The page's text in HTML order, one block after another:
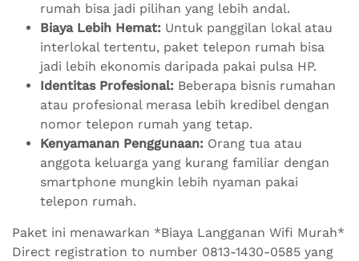
rumah bisa jadi pilihan yang lebih andal.
Biaya Lebih Hemat: Untuk panggilan lokal atau
interlokal tertentu, paket telepon rumah bisa
jadi lebih ekonomis daripada pakai pulsa HP.
Identitas Profesional: Beberapa bisnis rumahan
atau profesional merasa lebih kredibel dengan
nomor telepon rumah yang tetap.
Kenyamanan Penggunaan: Orang tua atau
anggota keluarga yang kurang familiar dengan
smartphone mungkin lebih nyaman pakai
telepon rumah.
Paket ini menawarkan *Biaya Langganan Wifi Murah*
Direct registration to number 0813-1430-0585 yang